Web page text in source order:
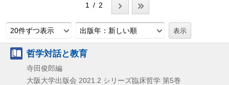
1 / 2
20件ずつ表示 出版年：新しい順
哲学対話と教育
寺田俊郎編
大阪大学出版会 2021.2 シリーズ臨床哲学 第5巻